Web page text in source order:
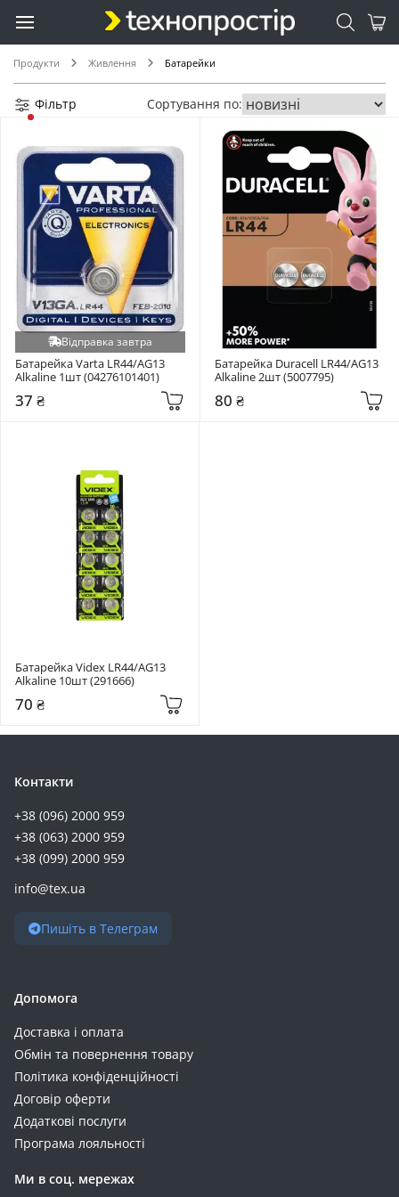
Продукти Живлення Батарейки
SR712SW (+1)
ZA675 (+1)
Фільтр Сортування по:
Відправка завтра
Батарейка Varta LR44/AG13
Alkaline 1шт (04276101401)
37 ₴
Батарейка Duracell LR44/AG13
Alkaline 2шт (5007795)
80 ₴
Батарейка Videx LR44/AG13
Alkaline 10шт (291666)
70 ₴
Контакти
+38 (096) 2000 959
+38 (063) 2000 959
+38 (099) 2000 959
info@tex.ua
Пишіть в Телеграм
Допомога
Доставка і оплата
Обмін та повернення товару
Політика конфіденційності
Договір оферти
Додаткові послуги
Програма лояльності
Ми в соц. мережах